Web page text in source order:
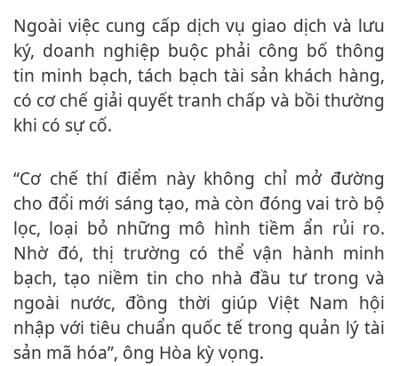
Ngoài việc cung cấp dịch vụ giao dịch và lưu
ký, doanh nghiệp buộc phải công bố thông
tin minh bạch, tách bạch tài sản khách hàng,
có cơ chế giải quyết tranh chấp và bồi thường
khi có sự cố.
“Cơ chế thí điểm này không chỉ mở đường
cho đổi mới sáng tạo, mà còn đóng vai trò bộ
lọc, loại bỏ những mô hình tiềm ẩn rủi ro.
Nhờ đó, thị trường có thể vận hành minh
bạch, tạo niềm tin cho nhà đầu tư trong và
ngoài nước, đồng thời giúp Việt Nam hội
nhập với tiêu chuẩn quốc tế trong quản lý tài
sản mã hóa”, ông Hòa kỳ vọng.